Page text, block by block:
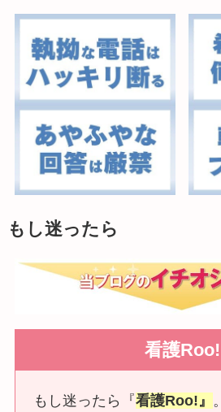
もし迷ったら
看護Roo!
もし迷ったら『看護Roo!』 。